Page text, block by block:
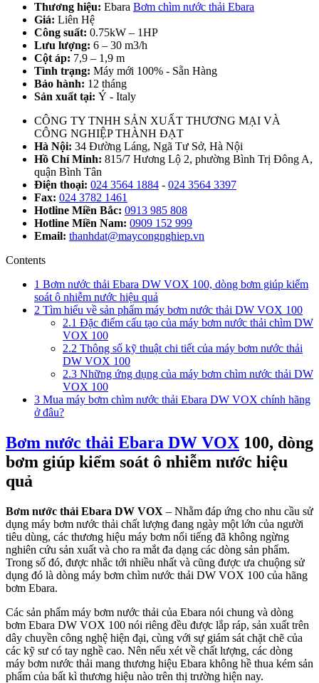
Thương hiệu: Ebara Bơm chìm nước thải Ebara
Giá: Liên Hệ
Công suất: 0.75kW – 1HP
Lưu lượng: 6 – 30 m3/h
Cột áp: 7,9 – 1,9 m
Tình trạng: Máy mới 100% - Sẵn Hàng
Bảo hành: 12 tháng
Sản xuất tại: Ý - Italy
CÔNG TY TNHH SẢN XUẤT THƯƠNG MẠI VÀ
CÔNG NGHIỆP THÀNH ĐẠT
Hà Nội: 34 Đường Láng, Ngã Tư Sở, Hà Nội
Hồ Chí Minh: 815/7 Hương Lộ 2, phường Bình Trị Đông A,
quận Bình Tân
Điện thoại: 024 3564 1884 - 024 3564 3397
Fax: 024 3782 1461
Hotline Miền Bắc: 0913 985 808
Hotline Miền Nam: 0909 152 999
Email: thanhdat@maycongnghiep.vn
Contents
1 Bơm nước thải Ebara DW VOX 100, dòng bơm giúp kiểm
soát ô nhiễm nước hiệu quả
2 Tìm hiểu về sản phẩm máy bơm nước thải DW VOX 100
2.1 Đặc điểm cấu tạo của máy bơm nước thải chìm DW
VOX 100
2.2 Thông số kỹ thuật chi tiết của máy bơm nước thải
DW VOX 100
2.3 Những ứng dụng của máy bơm chìm nước thải DW
VOX 100
3 Mua máy bơm chìm nước thải Ebara DW VOX chính hãng
ở đâu?
Bơm nước thải Ebara DW VOX 100, dòng
bơm giúp kiểm soát ô nhiễm nước hiệu
quả
Bơm nước thải Ebara DW VOX – Nhằm đáp ứng cho nhu cầu sử
dụng máy bơm nước thải chất lượng đang ngày một lớn của người
tiêu dùng, các thương hiệu máy bơm nổi tiếng đã không ngừng
nghiên cứu sản xuất và cho ra mắt đa dạng các dòng sản phẩm.
Trong số đó, được nhắc tới nhiều nhất và cũng được ưa chuộng sử
dụng đó là dòng máy bơm chìm nước thải DW VOX 100 của hãng
bơm Ebara.
Các sản phẩm máy bơm nước thải của Ebara nói chung và dòng
bơm Ebara DW VOX 100 nói riêng đều được lắp ráp, sản xuất trên
dây chuyền công nghệ hiện đại, cùng với sự giám sát chặt chẽ của
các kỹ sư có tay nghề cao. Nên nếu xét về chất lượng, các dòng
máy bơm nước thải mang thương hiệu Ebara không hề thua kém sản
phẩm của bất kì thương hiệu nào trên thị trường hiện nay.